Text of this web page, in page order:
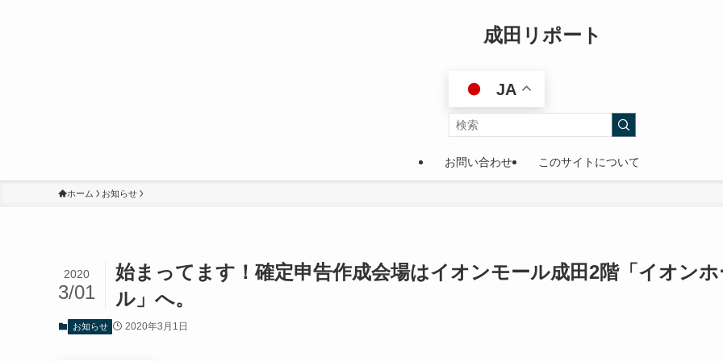
成田リポート
お問い合わせ このサイトについて
JA
ホーム お知らせ
始まってます！確定申告作成会場はイオンモール成田2階「イオンホ
ル」へ。
2020
3/01
お知らせ 2020年3月1日